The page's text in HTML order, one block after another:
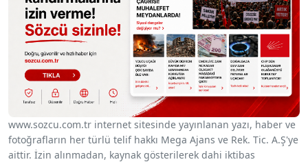
www.sozcu.com.tr internet sitesinde yayınlanan yazı, haber ve
fotoğrafların her türlü telif hakkı Mega Ajans ve Rek. Tic. A.Ş'ye
aittir. İzin alınmadan, kaynak gösterilerek dahi iktibas